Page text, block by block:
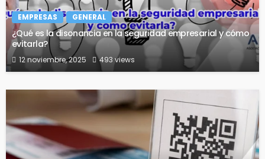
EMPRESAS GENERAL
¿Qué es la disonancia en la seguridad empresarial y cómo
evitarla?
12 noviembre, 2025 493 views